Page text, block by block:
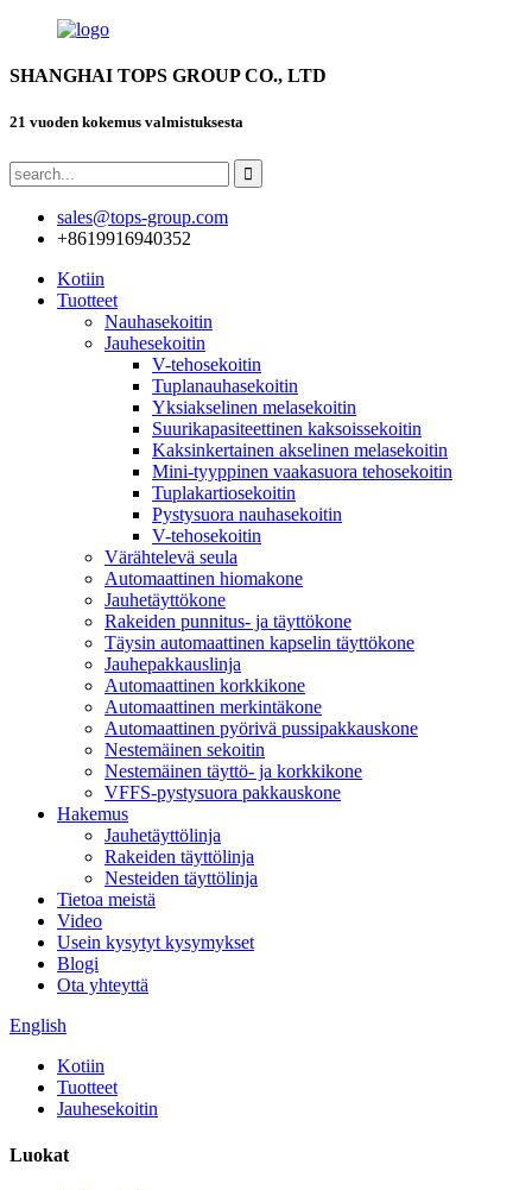
SHANGHAI TOPS GROUP CO., LTD
21 vuoden kokemus valmistuksesta
sales@tops-group.com
+8619916940352
Kotiin
Tuotteet
Nauhasekoitin
Jauhesekoitin
V-tehosekoitin
Tuplanauhasekoitin
Yksiakselinen melasekoitin
Suurikapasiteettinen kaksoissekoitin
Kaksinkertainen akselinen melasekoitin
Mini-tyyppinen vaakasuora tehosekoitin
Tuplakartiosekoitin
Pystysuora nauhasekoitin
V-tehosekoitin
Värähtelevä seula
Automaattinen hiomakone
Jauhetäyttökone
Rakeiden punnitus- ja täyttökone
Täysin automaattinen kapselin täyttökone
Jauhepakkauslinja
Automaattinen korkkikone
Automaattinen merkintäkone
Automaattinen pyörivä pussipakkauskone
Nestemäinen sekoitin
Nestemäinen täyttö- ja korkkikone
VFFS-pystysuora pakkauskone
Hakemus
Jauhetäyttölinja
Rakeiden täyttölinja
Nesteiden täyttölinja
Tietoa meistä
Video
Usein kysytyt kysymykset
Blogi
Ota yhteyttä
English
Kotiin
Tuotteet
Jauhesekoitin
Luokat